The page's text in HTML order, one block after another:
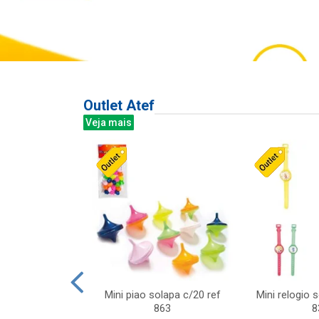
Outlet Atef
Veja mais
Mini piao solapa c/20 ref
863
Mini relogio